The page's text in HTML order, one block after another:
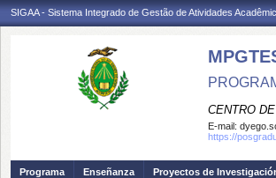
SIGAA - Sistema Integrado de Gestão de Atividades
CENTRO
E-mail:
https://
Programa Enseñanza Proyectos de